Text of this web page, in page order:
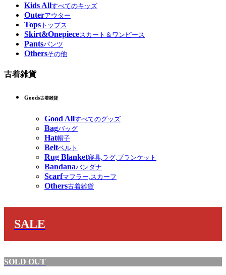
Kids Allすべてのキッズ
Outerアウター
Tops トップス
Skirt&Onepieceスカート＆ワンピース
Pantsパンツ
Othersその他
古着雑貨
Goods古着雑貨
Good Allすべてのグッズ
Bagバッグ
Hat帽子
Beltベルト
Rug Blanket寝具,ラグ,ブランケット
Bandanaバンダナ
Scarfマフラー,スカーフ
Others古着雑貨
SALE
SOLD OUT